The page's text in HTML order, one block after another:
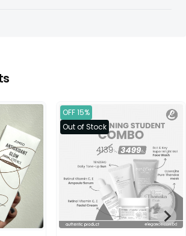
OFF 15%
Out of Stock